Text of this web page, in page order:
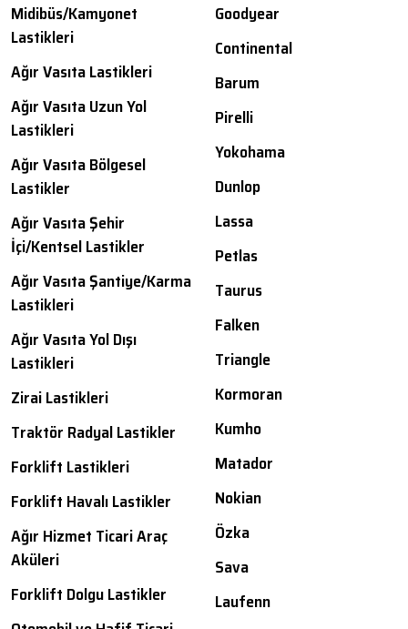
Midibüs/Kamyonet
Lastikleri
Ağır Vasıta Lastikleri
Ağır Vasıta Uzun Yol
Lastikleri
Ağır Vasıta Bölgesel
Lastikler
Ağır Vasıta Şehir
İçi/Kentsel Lastikler
Ağır Vasıta Şantiye/Karma
Lastikleri
Ağır Vasıta Yol Dışı
Lastikleri
Zirai Lastikleri
Traktör Radyal Lastikler
Forklift Lastikleri
Forklift Havalı Lastikler
Ağır Hizmet Ticari Araç
Aküleri
Forklift Dolgu Lastikler
Goodyear
Continental
Barum
Pirelli
Yokohama
Dunlop
Lassa
Petlas
Taurus
Falken
Triangle
Kormoran
Kumho
Matador
Nokian
Özka
Sava
Laufenn